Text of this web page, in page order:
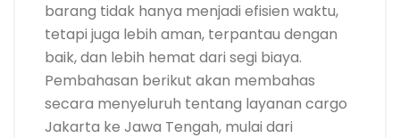
barang tidak hanya menjadi efisien waktu,
tetapi juga lebih aman, terpantau dengan
baik, dan lebih hemat dari segi biaya.
Pembahasan berikut akan membahas
secara menyeluruh tentang layanan cargo
Jakarta ke Jawa Tengah, mulai dari